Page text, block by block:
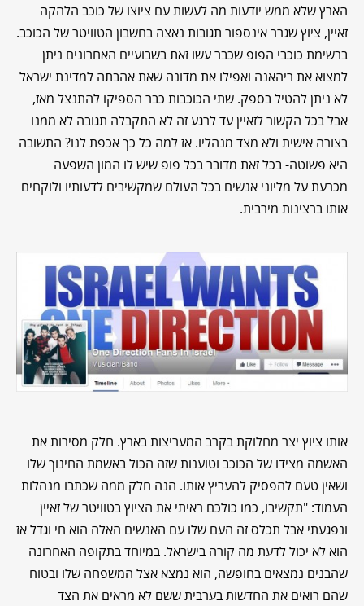
הארץ שלא ממש יודעות מה לעשות עם ציוצו של כוכב הלהקה
זאיין, ציוץ שגרר אינספור תגובות נאצה בחשבון הטוויטר של הכוכב.
ברשימת כוכבי הפופ שכבר עשו זאת בשבועיים האחרונים ניתן
למצוא את ריהאנה ואפילו את מדונה שאת אהבתה למדינת ישראל
לא ניתן להטיל בספק. שתי הכוכבות כבר הספיקו להתנצל מאז,
אבל בכל הקשור לזאיין עד לרגע זה לא התקבלה תגובה לא ממנו
בצורה אישית ולא מצד מנהליו. אז למה כל כך אכפת לנו? התשובה
היא פשוטה- בכל זאת מדובר בכל פופ שיש לו המון השפעה
מכרעת על מליוני אנשים בכל העולם שמקשיבים לדעותיו ולוקחים
אותו ברצינות מירבית.
אותו ציוץ יצר מחלוקת בקרב המעריצות בארץ. חלק מסירות את
האשמה מצידו של הכוכב וטוענות שזה הכול באשמת החינוך שלו
ושאין טעם להפסיק להעריץ אותו. הנה חלק ממה שכתבו מנהלות
העמוד: "תקשיבו, כמו כולכם ראיתי את הציוץ בטוויטר של זאיין
ונפגעתי אבל תכלס זה העם שלו עם האנשים האלה הוא חי וגדל אז
הוא לא יכול לדעת מה קורה בישראל. במיוחד בתקופה האחרונה
שהבנים נמצאים בחופשה, הוא נמצא אצל המשפחה שלו ובטוח
שהם רואים את החדשות בערבית ששם לא מראים את הצד